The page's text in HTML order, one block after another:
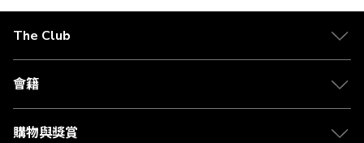
The Club
關於 The Club
合作夥伴
媒體中心
會籍
會籍及專屬禮遇
賺取積分
購物與獎賞